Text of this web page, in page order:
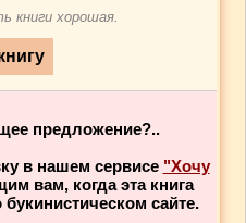
книги хорошая.
предложение?..
в нашем сервисе "Хочу
вам, когда эта книга
сайте.